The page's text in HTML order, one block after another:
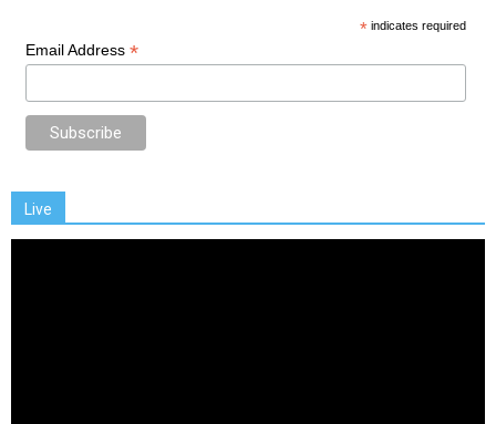
* indicates required
Email Address *
Live